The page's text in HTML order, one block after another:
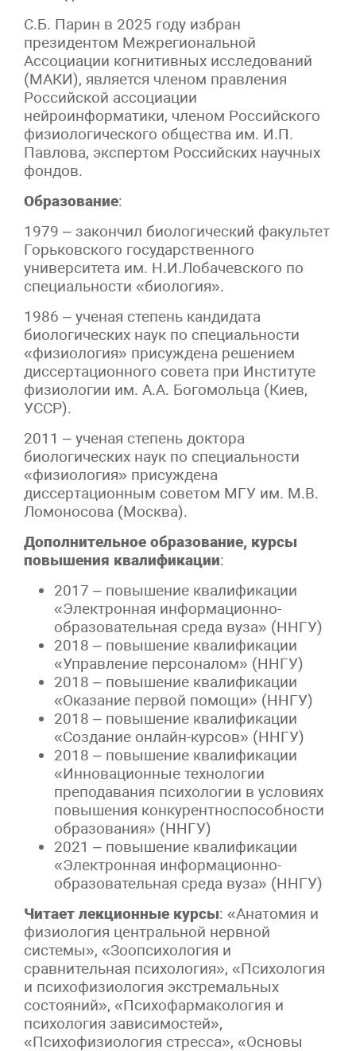
С.Б. Парин в 2025 году избран
президентом Межрегиональной
Ассоциации когнитивных исследований
(МАКИ), является членом правления
Российской ассоциации
нейроинформатики, членом Российского
физиологического общества им. И.П.
Павлова, экспертом Российских научных
фондов.
Образование:
1979 – закончил биологический факультет
Горьковского государственного
университета им. Н.И.Лобачевского по
специальности «биология».
1986 – ученая степень кандидата
биологических наук по специальности
«физиология» присуждена решением
диссертационного совета при Институте
физиологии им. А.А. Богомольца (Киев,
УССР).
2011 – ученая степень доктора
биологических наук по специальности
«физиология» присуждена
диссертационным советом МГУ им. М.В.
Ломоносова (Москва).
Дополнительное образование, курсы
повышения квалификации:
2017 – повышение квалификации
«Электронная информационно-
образовательная среда вуза» (ННГУ)
2018 – повышение квалификации
«Управление персоналом» (ННГУ)
2018 – повышение квалификации
«Оказание первой помощи» (ННГУ)
2018 – повышение квалификации
«Создание онлайн-курсов» (ННГУ)
2018 – повышение квалификации
«Инновационные технологии
преподавания психологии в условиях
повышения конкурентноспособности
образования» (ННГУ)
2021 – повышение квалификации
«Электронная информационно-
образовательная среда вуза» (ННГУ)
Читает лекционные курсы: «Анатомия и
физиология центральной нервной
системы», «Зоопсихология и
сравнительная психология», «Психология
и психофизиология экстремальных
состояний», «Психофармакология и
психология зависимостей»,
«Психофизиология стресса», «Основы